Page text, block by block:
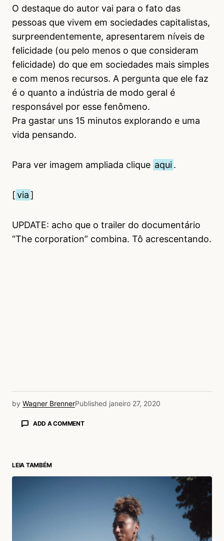
O destaque do autor vai para o fato das
pessoas que vivem em sociedades capitalistas,
surpreendentemente, apresentarem níveis de
felicidade (ou pelo menos o que consideram
felicidade) do que em sociedades mais simples
e com menos recursos. A pergunta que ele faz
é o quanto a indústria de modo geral é
responsável por esse fenômeno.
Pra gastar uns 15 minutos explorando e uma
vida pensando.
Para ver imagem ampliada clique aqui.
[via]
UPDATE: acho que o trailer do documentário
“The corporation” combina. Tô acrescentando.
by Wagner BrennerPublished janeiro 27, 2020
ADD A COMMENT
LEIA TAMBÉM